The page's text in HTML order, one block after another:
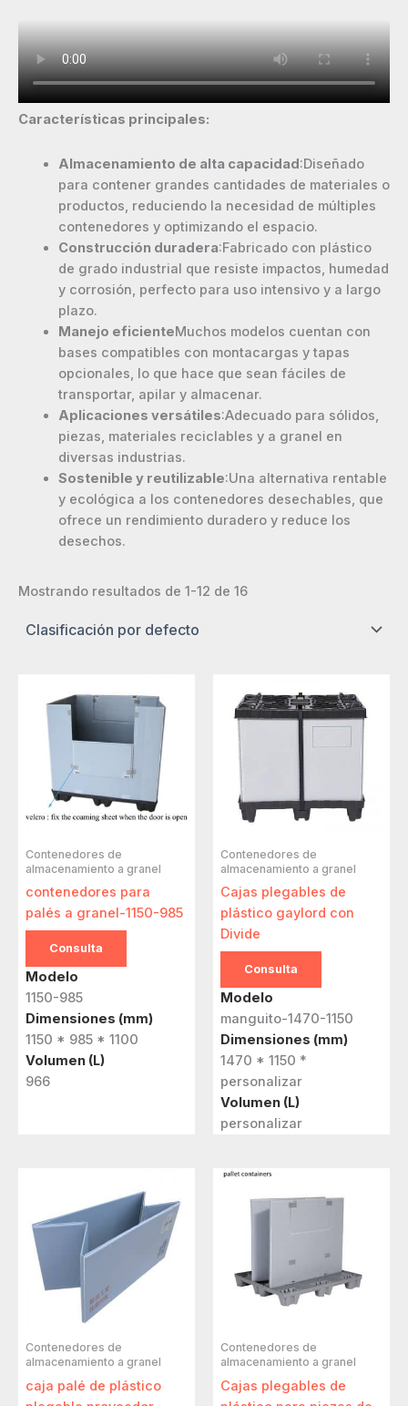
Características principales:
Almacenamiento de alta capacidad:Diseñado
para contener grandes cantidades de materiales o
productos, reduciendo la necesidad de múltiples
contenedores y optimizando el espacio.
Construcción duradera:Fabricado con plástico
de grado industrial que resiste impactos, humedad
y corrosión, perfecto para uso intensivo y a largo
plazo.
Manejo eficienteMuchos modelos cuentan con
bases compatibles con montacargas y tapas
opcionales, lo que hace que sean fáciles de
transportar, apilar y almacenar.
Aplicaciones versátiles:Adecuado para sólidos,
piezas, materiales reciclables y a granel en
diversas industrias.
Sostenible y reutilizable:Una alternativa rentable
y ecológica a los contenedores desechables, que
ofrece un rendimiento duradero y reduce los
desechos.
Mostrando resultados de 1-12 de 16
Contenedores de
almacenamiento a granel
contenedores para
palés a granel-1150-985
Consulta
Modelo
1150-985
Dimensiones (mm)
1150 * 985 * 1100
Volumen (L)
966
Contenedores de
almacenamiento a granel
Cajas plegables de
plástico gaylord con
Divide
Consulta
Modelo
manguito-1470-1150
Dimensiones (mm)
1470 * 1150 *
personalizar
Volumen (L)
personalizar
Contenedores de
almacenamiento a granel
caja palé de plástico
Contenedores de
almacenamiento a granel
Cajas plegables de